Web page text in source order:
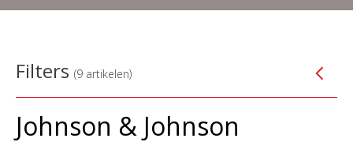
Filters (9 artikelen)
Johnson & Johnson